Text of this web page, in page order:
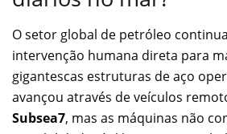
O setor global de petróleo
intervenção humana direta para
gigantescas estruturas de aço
avançou através de veículos
Subsea7, mas as máquinas não